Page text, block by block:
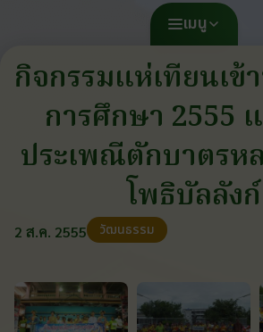
เมนู
กิจกรรมแห่เทียนเข้
การศึกษา 2555
ประเพณีตักบาตรห
โพธิบัลลังก์
2 ส.ค. 2555 วัฒนธรรม